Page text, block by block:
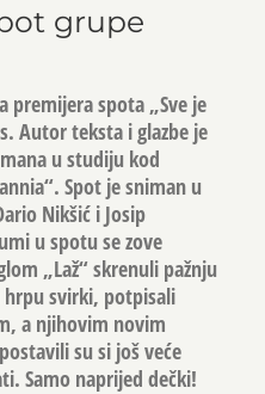
grupe
premijera spota „Sve je
Autor teksta i glazbe je
u studiju kod
Spot je sniman u
Nikšić i Josip
u spotu se zove
„Laž“ skrenuli pažnju
hrpu svirki, potpisali
a njihovim novim
su si još veće
Samo naprijed dečki!